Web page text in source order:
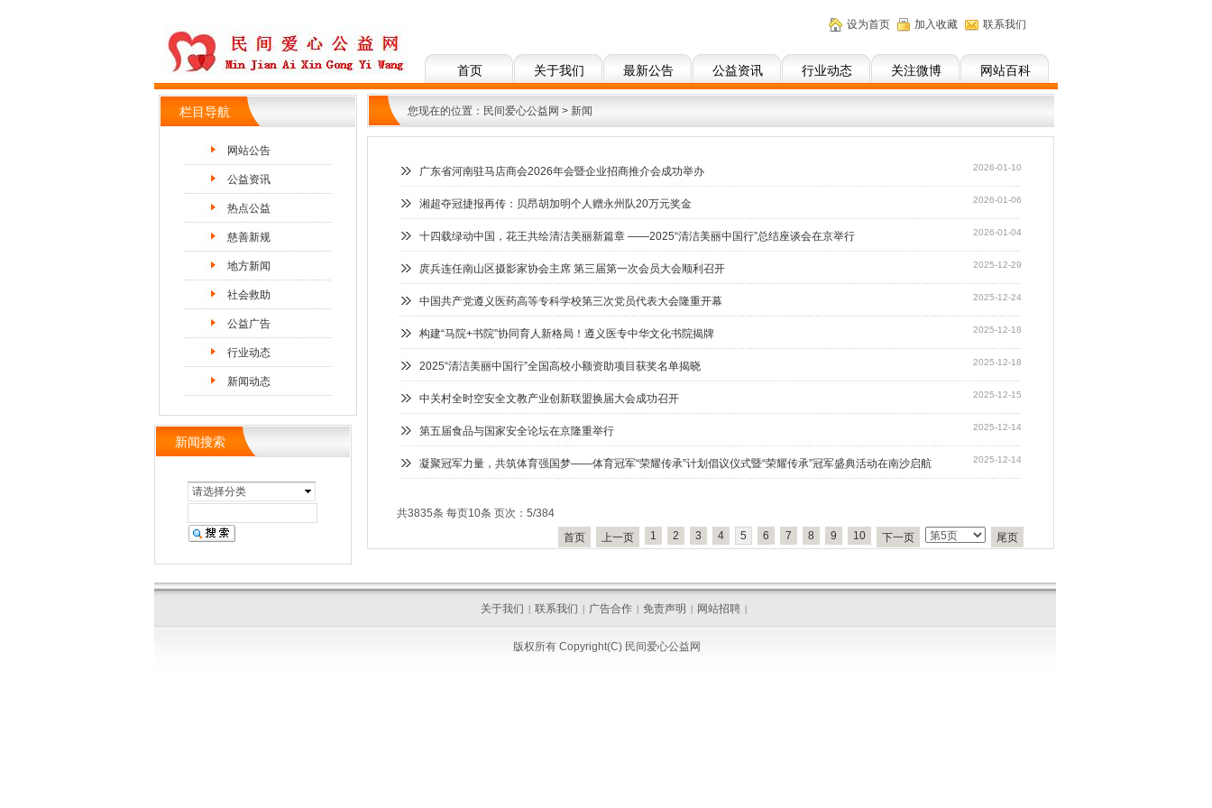
首页 关于我们 最新公告 公益资讯 行业动态 关注微博 网站百科
设为首页 加入收藏 联系我们
栏目导航
网站公告
公益资讯
热点公益
慈善新规
地方新闻
社会救助
公益广告
行业动态
新闻动态
新闻搜索
请选择分类
您现在的位置： 民间爱心公益网 > 新闻
广东省河南驻马店商会2026年会暨企业招商推介会成功举办 2026-01-10
湘超夺冠捷报再传：贝昂胡加明个人赠永州队20万元奖金 2026-01-06
十四载绿动中国，花王共绘清洁美丽新篇章 ——2025“清洁美丽中国行”总结座谈会在京举行 2026-01-04
庹兵连任南山区摄影家协会主席 第三届第一次会员大会顺利召开 2025-12-29
中国共产党遵义医药高等专科学校第三次党员代表大会隆重开幕 2025-12-24
构建“马院+书院”协同育人新格局！遵义医专中华文化书院揭牌 2025-12-18
2025“清洁美丽中国行”全国高校小额资助项目获奖名单揭晓 2025-12-18
中关村全时空安全文教产业创新联盟换届大会成功召开 2025-12-15
第五届食品与国家安全论坛在京隆重举行 2025-12-14
凝聚冠军力量，共筑体育强国梦——体育冠军“荣耀传承”计划倡议仪式暨“荣耀传承”冠军盛典活动在南沙启航 2025-12-14
共3835条 每页10条 页次：5/384
首页
上一页 1 2 3 4 5 6 7 8 9 10 下一页 尾页
关于我们 | 联系我们 | 广告合作 | 免责声明 | 网站招聘 |
版权所有 Copyright(C) 民间爱心公益网